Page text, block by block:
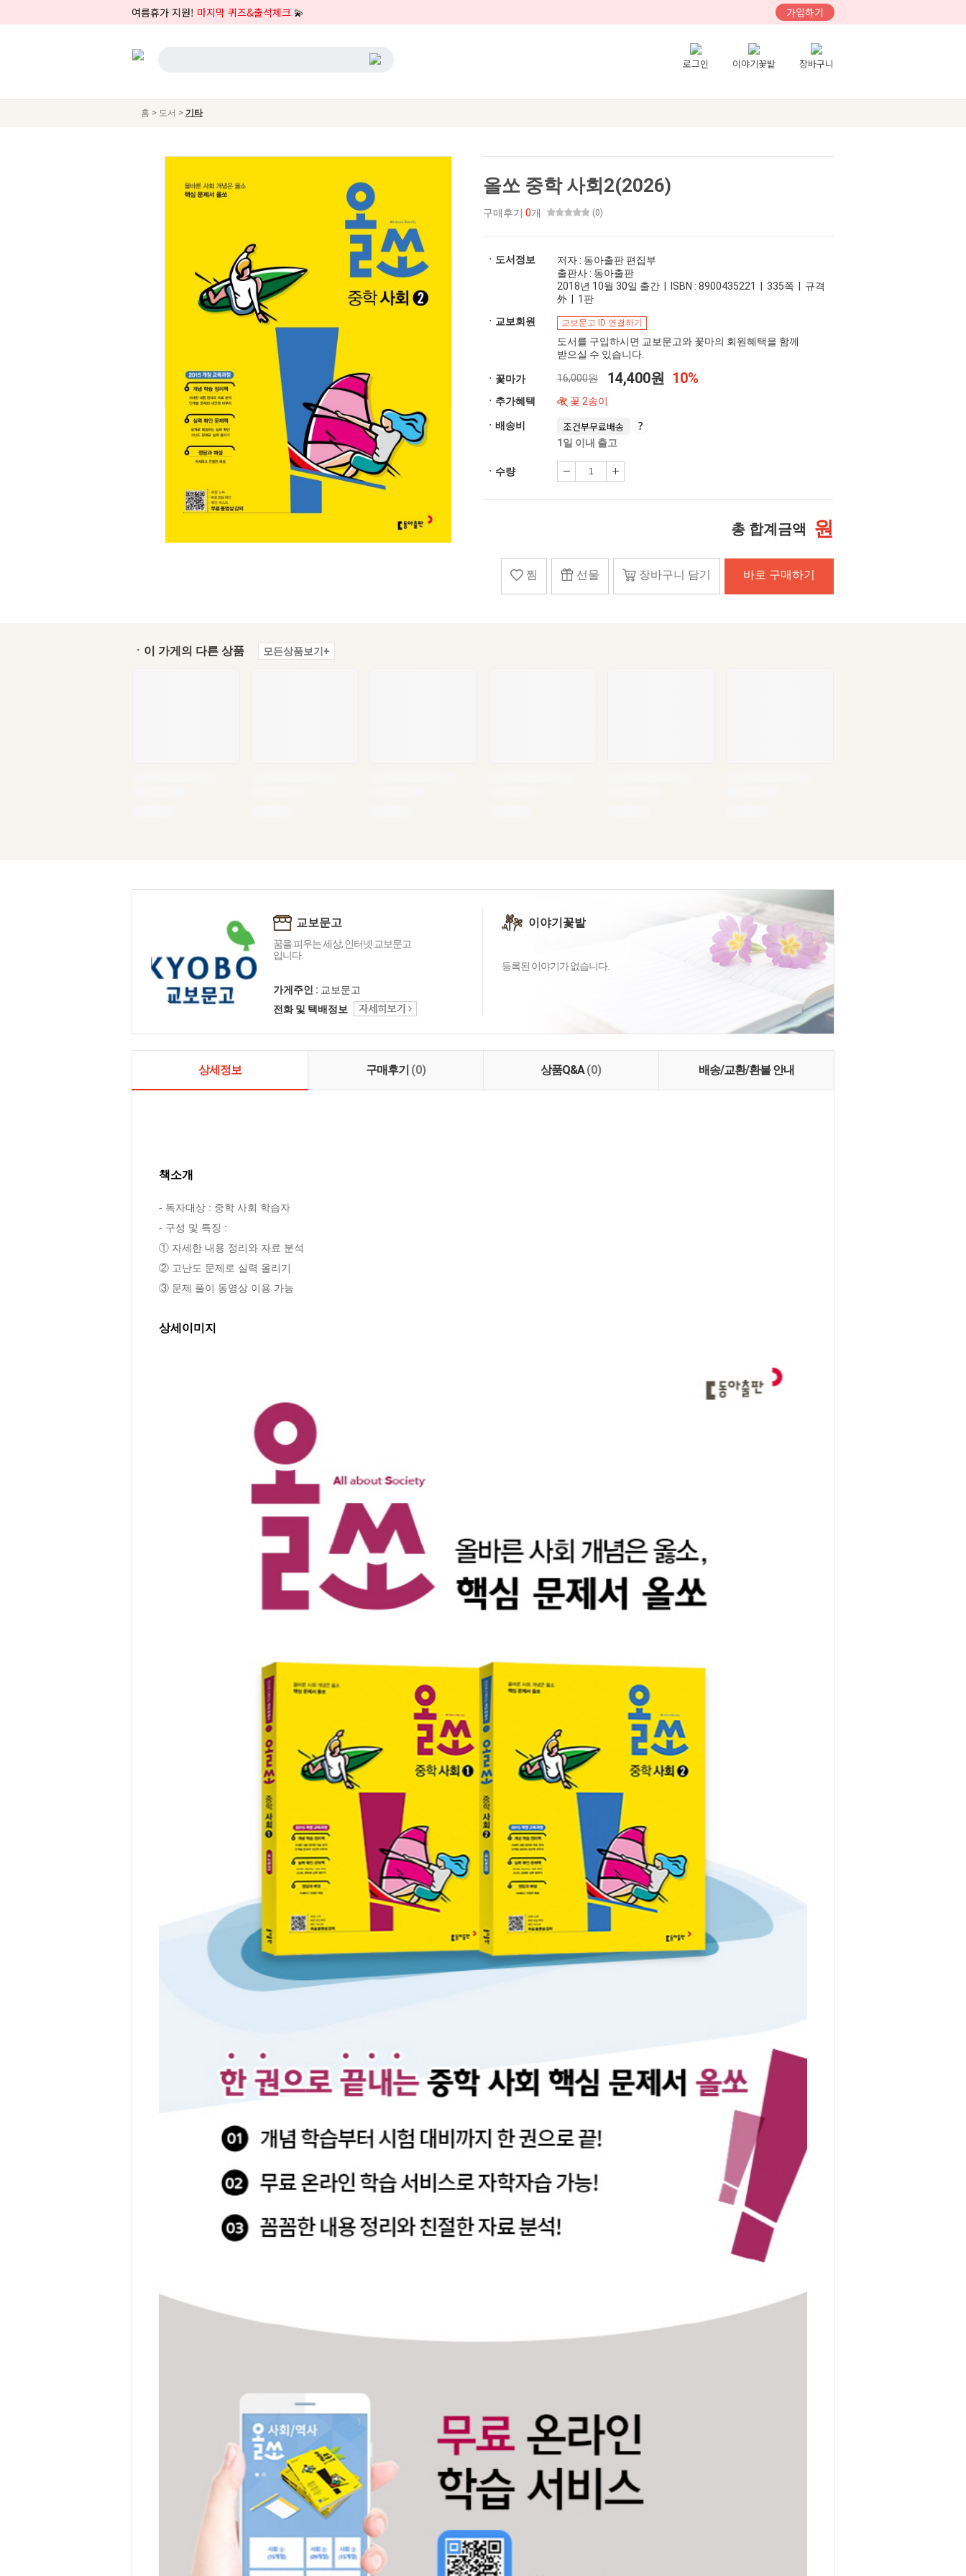
여름휴가 지원! 마지막 퀴즈&출석체크 💫 가입하기
로그인 이야기꽃밭 장바구니
홈 > 도서 > 기타
올쏘 중학 사회2(2026)
구매후기 0개 (0)
ㆍ도서정보
저자 : 동아출판 편집부
출판사 : 동아출판
2018년 10월 30일 출간 | ISBN : 8900435221 | 335쪽 | 규격
外 | 1판
ㆍ교보회원
교보문고 ID 연결하기
도서를 구입하시면 교보문고와 꽃마의 회원혜택을 함께
받으실 수 있습니다.
ㆍ꽃마가 16,000원 14,400원 10%
ㆍ추가혜택 꽃 2송이
ㆍ배송비 조건부무료배송
1일 이내 출고
ㆍ수량
총 합계금액 원
찜 선물 장바구니 담기 바로 구매하기
ㆍ이 가게의 다른 상품 모든상품보기+
교보문고
꿈을 피우는 세상, 인터넷 교보문고
입니다.
가게주인 : 교보문고
전화 및 택배정보
이야기꽃밭
등록된 이야기가 없습니다.
상세정보 구매후기 (0) 상품Q&A(0) 배송/교환/환불 안내
책소개
- 독자대상 : 중학 사회 학습자
- 구성 및 특징 :
① 자세한 내용 정리와 자료 분석
② 고난도 문제로 실력 올리기
③ 문제 풀이 동영상 이용 가능
상세이미지